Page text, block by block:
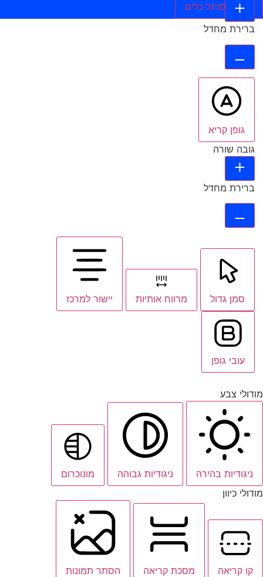
הסתר סרגל כלים
ברירת מחדל
גופן קריא
גובה שורה
ברירת מחדל
סמן גדול מרווח אותיות יישור למרכז
עובי גופן
מודולי צבע
ניגודיות בהירה ניגודיות גבוהה
מונוכרום
מודולי כיוון
קו קריאה מסכת קריאה הסתר תמונות